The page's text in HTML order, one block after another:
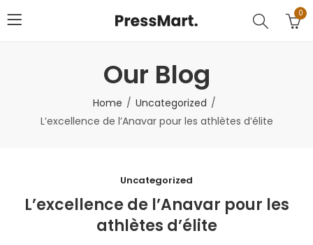
0
Our Blog
Home
Uncategorized
L’excellence de l’Anavar pour les athlètes d’élite
Uncategorized
L’excellence de l’Anavar pour les
athlètes d’élite